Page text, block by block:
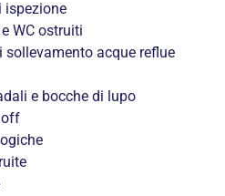
ispezione
WC ostruiti
acque reflue
e bocche di lupo